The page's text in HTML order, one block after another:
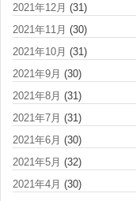
2021年12月 (31)
2021年11月 (30)
2021年10月 (31)
2021年9月 (30)
2021年8月 (31)
2021年7月 (31)
2021年6月 (30)
2021年5月 (32)
2021年4月 (30)